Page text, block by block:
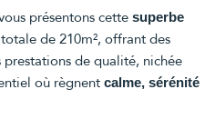
présentons cette superbe
de 210m², offrant des
prestations de qualité, nichée
où règnent calme, sérénité